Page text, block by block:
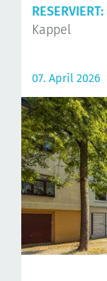
RESERVIERT:
Kappel
07. April 2026